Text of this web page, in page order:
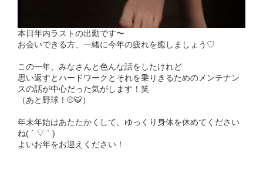
本日年内ラストの出勤です〜
お会いできる方、一緒に今年の疲れを癒しましょう♡
この一年、みなさんと色んな話をしたけれど
思い返すとハードワークとそれを乗りきるためのメンテナン
スの話が中心だった気がします！笑
（あと野球！⚾️🐯）
年末年始はあたたかくして、ゆっくり身体を休めてください
ね( ´ ▽ ` )
よいお年をお迎えください！